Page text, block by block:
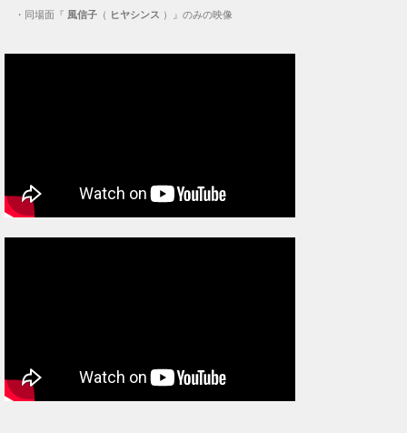
・ 同場面『 風信子 （ ヒヤシンス ）』のみの映像